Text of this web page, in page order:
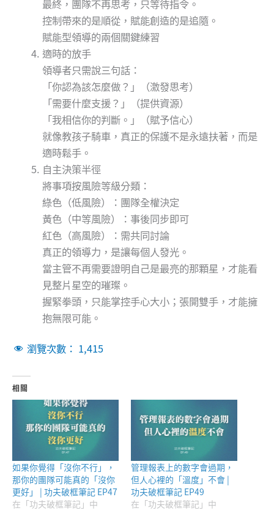
最終，團隊不再思考，只等待指令。
控制帶來的是順從，賦能創造的是追隨。
賦能型領導的兩個關鍵練習
適時的放手
領導者只需說三句話：
「你認為該怎麼做？」（激發思考）
「需要什麼支援？」（提供資源）
「我相信你的判斷。」（賦予信心）
就像教孩子騎車，真正的保護不是永遠扶著，而是
適時鬆手。
自主決策半徑
將事項按風險等級分類：
綠色（低風險）：團隊全權決定
黃色（中等風險）：事後同步即可
紅色（高風險）：需共同討論
真正的領導力，是讓每個人發光。
當主管不再需要證明自己是最亮的那顆星，才能看
見整片星空的璀璨。
握緊拳頭，只能掌控手心大小；張開雙手，才能擁
抱無限可能。
瀏覽次數： 1,415
相關
如果你覺得「沒你不行」，
那你的團隊可能真的「沒你
更好」 | 功夫破框筆記 EP47
在「功夫破框筆記」中
管理報表上的數字會過期，
但人心裡的「溫度」不會 |
功夫破框筆記 EP49
在「功夫破框筆記」中